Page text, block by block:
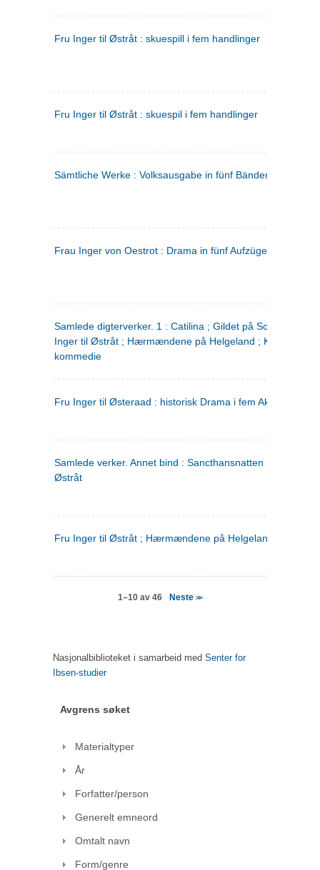
Fru Inger til Østråt : skuespill i fem handlinger
Fru Inger til Østråt : skuespil i fem handlinger
Sämtliche Werke : Volksausgabe in fünf Bänden
Frau Inger von Oestrot : Drama in fünf Aufzügen
Samlede digterverker. 1 : Catilina ; Gildet på Solhaug ; Fru
Inger til Østråt ; Hærmændene på Helgeland ;
kommedie
Fru Inger til Østeraad : historisk Drama i fem Akter
Samlede verker. Annet bind : Sancthansnatten ; Fru Inger
Østråt
Fru Inger til Østråt ; Hærmændene på Helgeland
1–10 av 46 Neste>>
Nasjonalbiblioteket i samarbeid med Senter for
Ibsen-studier
Avgrens søket
Materialtyper
År
Forfatter/person
Generelt emneord
Omtalt navn
Form/genre